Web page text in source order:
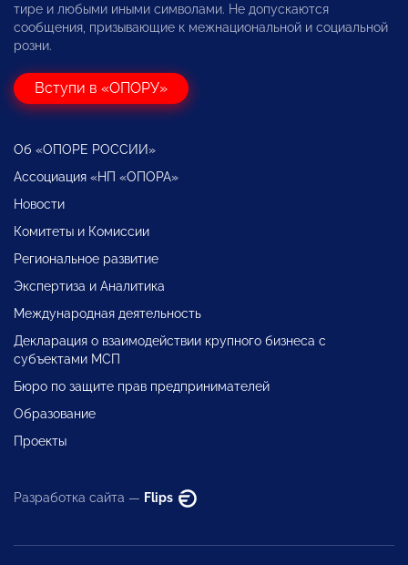
тире и любыми иными символами. Не допускаются
сообщения, призывающие к межнациональной и социальной
розни.
Вступи в «ОПОРУ»
Об «ОПОРЕ РОССИИ»
Ассоциация «НП «ОПОРА»
Новости
Комитеты и Комиссии
Региональное развитие
Экспертиза и Аналитика
Международная деятельность
Декларация о взаимодействии крупного бизнеса с
субъектами МСП
Бюро по защите прав предпринимателей
Образование
Проекты
Разработка сайта — Flips